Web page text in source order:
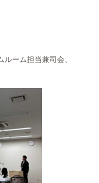
ーム担当兼司会、